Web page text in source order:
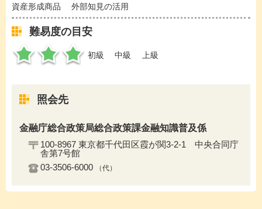
資産形成商品
外部知見の活用
難易度の目安
初級 中級 上級
照会先
金融庁総合政策局総合政策課金融知識普及係
100-8967 東京都千代田区霞が関3-2-1 中央合同庁
舎第7号館
03-3506-6000
（代）